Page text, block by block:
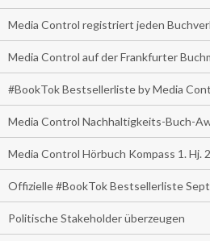
Media Control registriert jeden
Media Control auf der Frankfurter
#BookTok Bestsellerliste by Media
Media Control Nachhaltigkeits-Buch-
Media Control Hörbuch Kompass 1. Hj.
Offizielle #BookTok Bestsellerliste
Politische Stakeholder überzeugen